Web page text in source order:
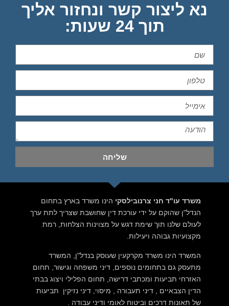
נא ליצור קשר ונחזור אליך
תוך 24 שעות:
שליחה
משרד עו"ד חני צרנובילסקי הינו משרד בארץ בתחום
הנדל"ן שהוקם על ידי עורכת דין שחושבת שצריך לתת ערך
לעולם שלנו תוך שימת דגש על מצוינות הצלחות, רמת
מקצועיות גבוהה ויעילות.
המשרד הינו משרד מקרקעין שעוסק בנדל"ן, המשרד
מתעסק גם בתחומים נוספים, דיני משפחה וגישור, תחום
האזרחי תביעות ומכתבי דרישה, תחום הפלילי ויצוג בבתי
הדין הצבאיים , דיני תעבורה , מיסוי, דיני נזיקין תביעות
של תאונות דרכים וביטוח לאומי ודיני עבודה .